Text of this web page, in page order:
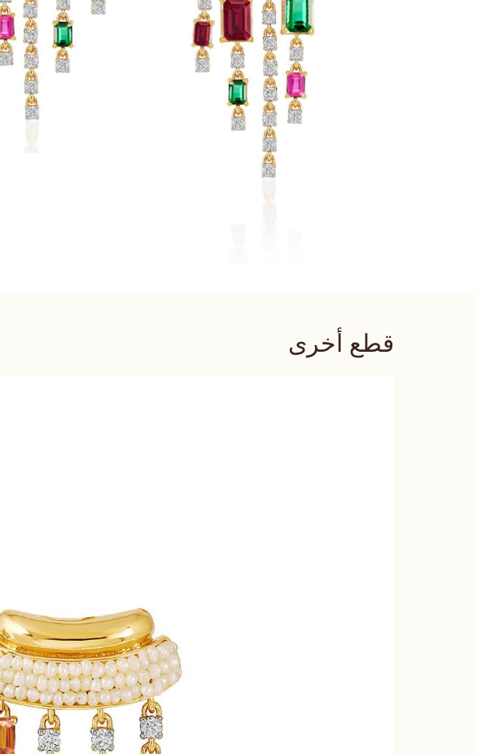
قطع أخرى